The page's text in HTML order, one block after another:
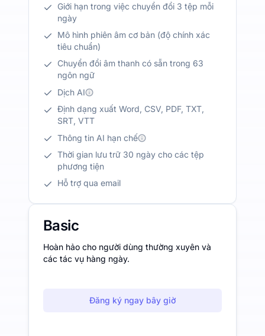
Giới hạn trong việc chuyển đổi 3 tệp mỗi
ngày
Mô hình phiên âm cơ bản (độ chính xác
tiêu chuẩn)
Chuyển đổi âm thanh có sẵn trong 63
ngôn ngữ
Dịch AI
Định dạng xuất Word, CSV, PDF, TXT,
SRT, VTT
Thông tin AI hạn chế
Thời gian lưu trữ 30 ngày cho các tệp
phương tiện
Hỗ trợ qua email
Basic
Hoàn hảo cho người dùng thường xuyên và
các tác vụ hàng ngày.
Đăng ký ngay bây giờ